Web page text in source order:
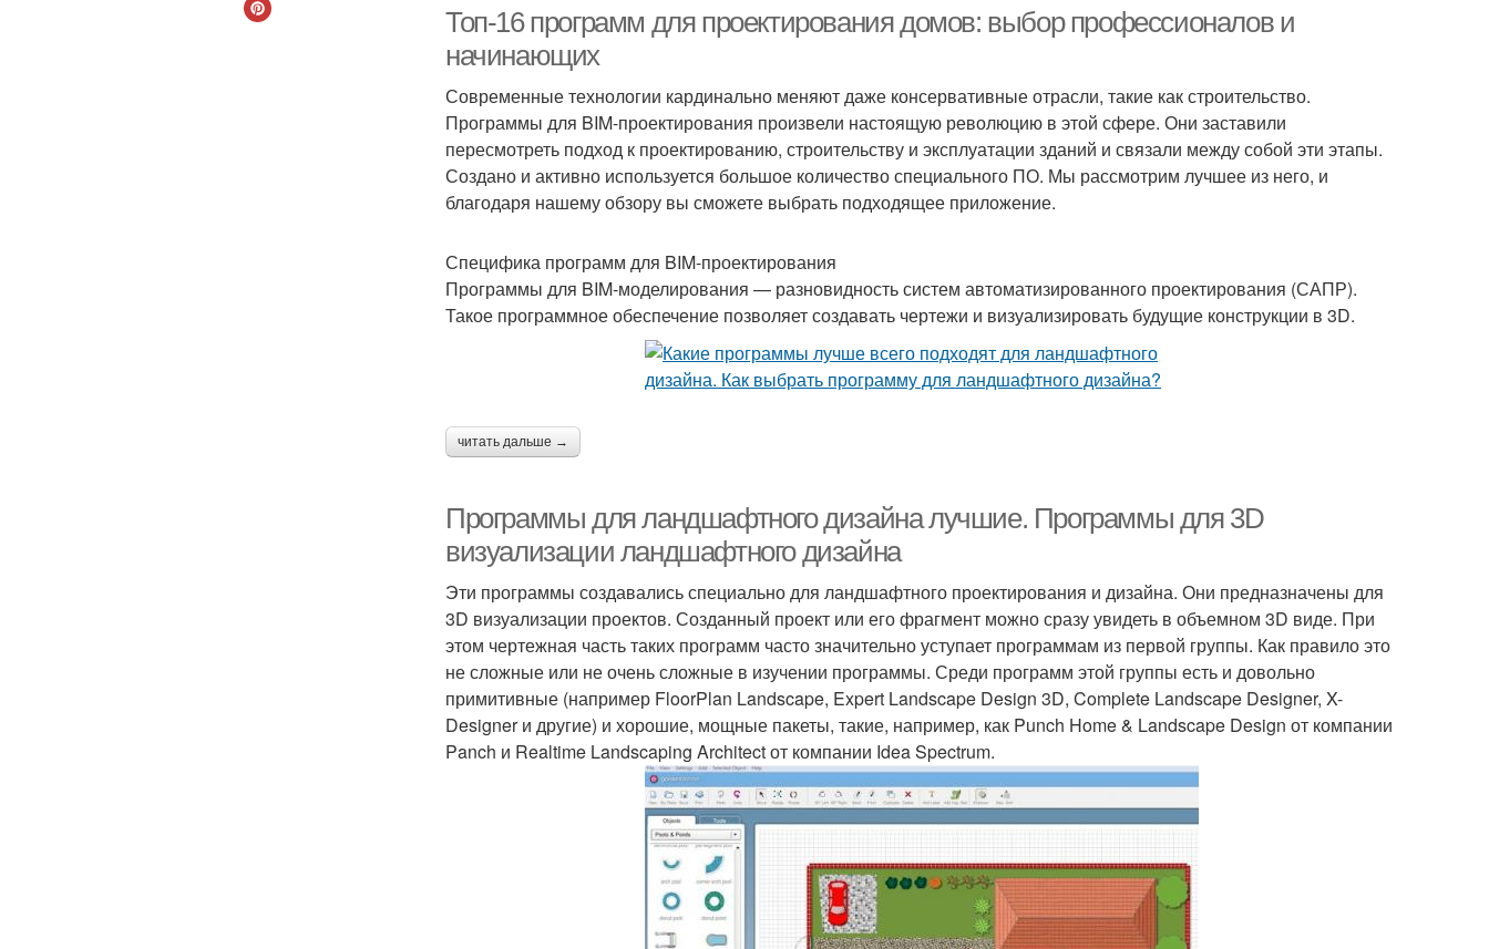
созданию
Топ-16 программ для проектирования домов: выбор профессионалов и
начинающих
Современные технологии кардинально меняют даже консервативные отрасли, такие как строительство.
Программы для BIM-проектирования произвели настоящую революцию в этой сфере. Они заставили
пересмотреть подход к проектированию, строительству и эксплуатации зданий и связали между собой эти этапы.
Создано и активно используется большое количество специального ПО. Мы рассмотрим лучшее из него, и
благодаря нашему обзору вы сможете выбрать подходящее приложение.
Специфика программ для BIM-проектирования
Программы для BIM-моделирования — разновидность систем автоматизированного проектирования (САПР).
Такое программное обеспечение позволяет создавать чертежи и визуализировать будущие конструкции в 3D.
читать дальше →
Программы для ландшафтного дизайна лучшие. Программы для 3D
визуализации ландшафтного дизайна
Эти программы создавались специально для ландшафтного проектирования и дизайна. Они предназначены для
3D визуализации проектов. Созданный проект или его фрагмент можно сразу увидеть в объемном 3D виде. При
этом чертежная часть таких программ часто значительно уступает программам из первой группы. Как правило это
не сложные или не очень сложные в изучении программы. Среди программ этой группы есть и довольно
примитивные (например FloorPlan Landscape, Expert Landscape Design 3D, Complete Landscape Designer, X-
Designer и другие) и хорошие, мощные пакеты, такие, например, как Punch Home & Landscape Design от компании
Panch и Realtime Landscaping Architect от компании Idea Spectrum.